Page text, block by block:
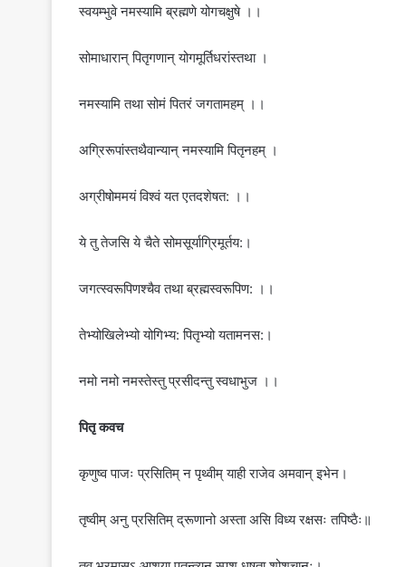
स्वयम्भुवे नमस्यामि ब्रह्मणे योगचक्षुषे ।।
सोमाधारान् पितृगणान् योगमूर्तिधरांस्तथा ।
नमस्यामि तथा सोमं पितरं जगतामहम् ।।
अग्रिरूपांस्तथैवान्यान् नमस्यामि पितृनहम् ।
अग्रीषोममयं विश्वं यत एतदशेषत: ।।
ये तु तेजसि ये चैते सोमसूर्याग्रिमूर्तय:।
जगत्स्वरूपिणश्चैव तथा ब्रह्मस्वरूपिण: ।।
तेभ्योखिलेभ्यो योगिभ्य: पितृभ्यो यतामनस:।
नमो नमो नमस्तेस्तु प्रसीदन्तु स्वधाभुज ।।
पितृ कवच
कृणुष्व पाजः प्रसितिम् न पृथ्वीम् याही राजेव अमवान् इभेन।
तृष्वीम् अनु प्रसितिम् द्रूणानो अस्ता असि विध्य रक्षसः तपिष्ठैः॥